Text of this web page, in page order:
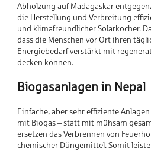
Abholzung auf Madagaskar
die Herstellung und Verbreitung
und klimafreundlicher Solarkocher.
dass die Menschen vor Ort ihren
Energiebedarf verstärkt mit
decken können.
Biogasanlagen in Nepal
Einfache, aber sehr effiziente
mit Biogas – statt mit mühsam
ersetzen das Verbrennen von
chemischer Düngemittel. Somit